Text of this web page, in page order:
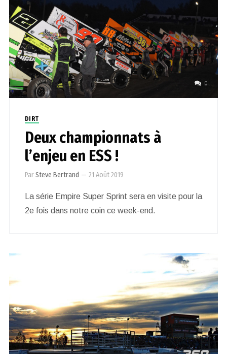
0
DIRT
Deux championnats à
l’enjeu en ESS !
ParSteve Bertrand — 21 Août 2019
La série Empire Super Sprint sera en visite pour la
2e fois dans notre coin ce week-end.